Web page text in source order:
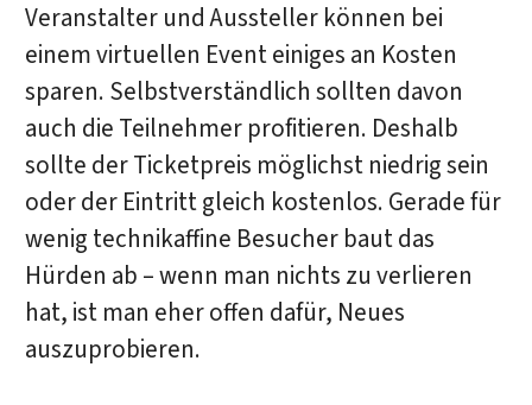
Veranstalter und Aussteller können bei
einem virtuellen Event einiges an Kosten
sparen. Selbstverständlich sollten davon
auch die Teilnehmer profitieren. Deshalb
sollte der Ticketpreis möglichst niedrig sein
oder der Eintritt gleich kostenlos. Gerade für
wenig technikaffine Besucher baut das
Hürden ab – wenn man nichts zu verlieren
hat, ist man eher offen dafür, Neues
auszuprobieren.